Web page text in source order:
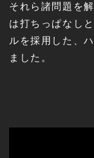
それら諸問題を
は打ちっぱなし
ルを採用した、
ました。